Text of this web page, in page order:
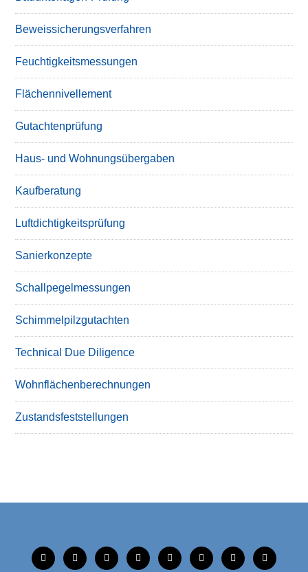
Beweissicherungsverfahren
Feuchtigkeitsmessungen
Flächennivellement
Gutachtenprüfung
Haus- und Wohnungsübergaben
Kaufberatung
Luftdichtigkeitsprüfung
Sanierkonzepte
Schallpegelmessungen
Schimmelpilzgutachten
Technical Due Diligence
Wohnflächenberechnungen
Zustandsfeststellungen
tiktok instagramfacebooklinkedinxing linkedinmobilemail